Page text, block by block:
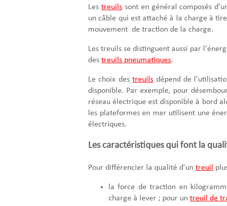
Les treuilssont en général composés
un câble qui est attaché à la charge à
mouvement de traction de la charge.
Les treuils se distinguent aussi par
des treuils pneumatiques.
Le choix destreuils dépend de
disponible. Par exemple, pour
réseau électrique est disponible à bord
les plateformes en mer utilisent une
électriques.
Les caractéristiques qui font la
Pour différencier la qualité d'un treuil
la force de traction en
charge à lever ; pour un treuil de